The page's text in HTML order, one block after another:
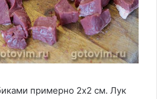
примерно 2х2 см. Лук